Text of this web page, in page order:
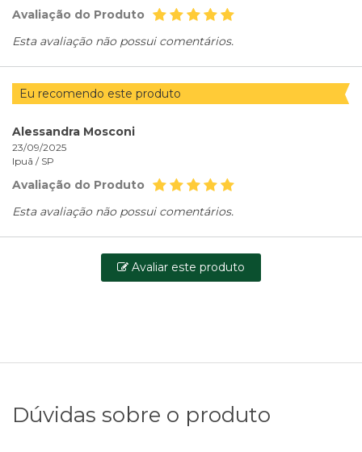
Avaliação do Produto
Esta avaliação não possui comentários.
Eu recomendo este produto
Alessandra Mosconi
23/09/2025
Ipuã / SP
Avaliação do Produto
Esta avaliação não possui comentários.
Avaliar este produto
Dúvidas sobre o produto